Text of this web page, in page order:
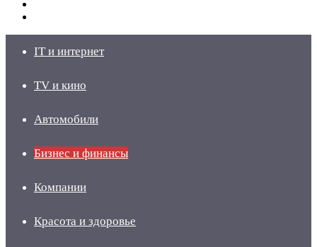
IT и интернет
TV и кино
Автомобили
Бизнес и финансы
Компании
Красота и здоровье